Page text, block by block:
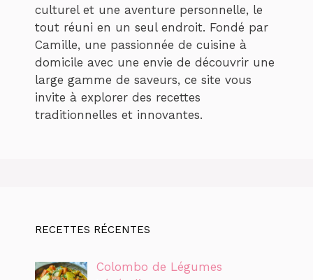
culturel et une aventure personnelle, le
tout réuni en un seul endroit. Fondé par
Camille, une passionnée de cuisine à
domicile avec une envie de découvrir une
large gamme de saveurs, ce site vous
invite à explorer des recettes
traditionnelles et innovantes.
RECETTES RÉCENTES
Colombo de Légumes